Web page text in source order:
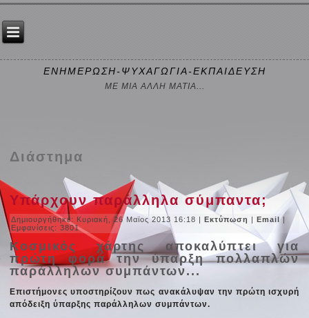
ΕΝΗΜΕΡΩΣΗ-ΨΥΧΑΓΩΓΙΑ-ΕΚΠΑΙΔΕΥΣΗ
ΜΕ ΜΙΑ ΑΛΛΗ ΜΑΤΙΑ...
Διάστημα
Υπάρχουν παράλληλα σύμπαντα;
Δημιουργήθηκε: Κυριακή, 26 Μαϊος 2013 16:18 |Εκτύπωση |Email|
Εμφανίσεις: 3801
Κοσμικός χάρτης αποκαλύπτει για
πρώτη φορά την ύπαρξη πολλαπλών
παράλληλων συμπάντων...
Επιστήμονες υποστηρίζουν πως ανακάλυψαν την πρώτη ισχυρή
απόδειξη ύπαρξης παράλληλων συμπάντων.